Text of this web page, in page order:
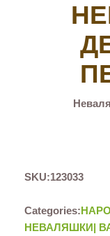
SKU:123033
Categories:
НЕВАЛЯШКИ|